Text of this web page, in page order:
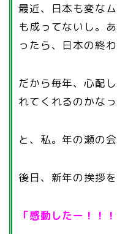
最近、日本も変な
も成ってないし。
ったら、日本の終わ
だから毎年、心配
れてくれるのかなっ
と、私。年の瀬の会
後日、新年の挨拶
「感動したー！！